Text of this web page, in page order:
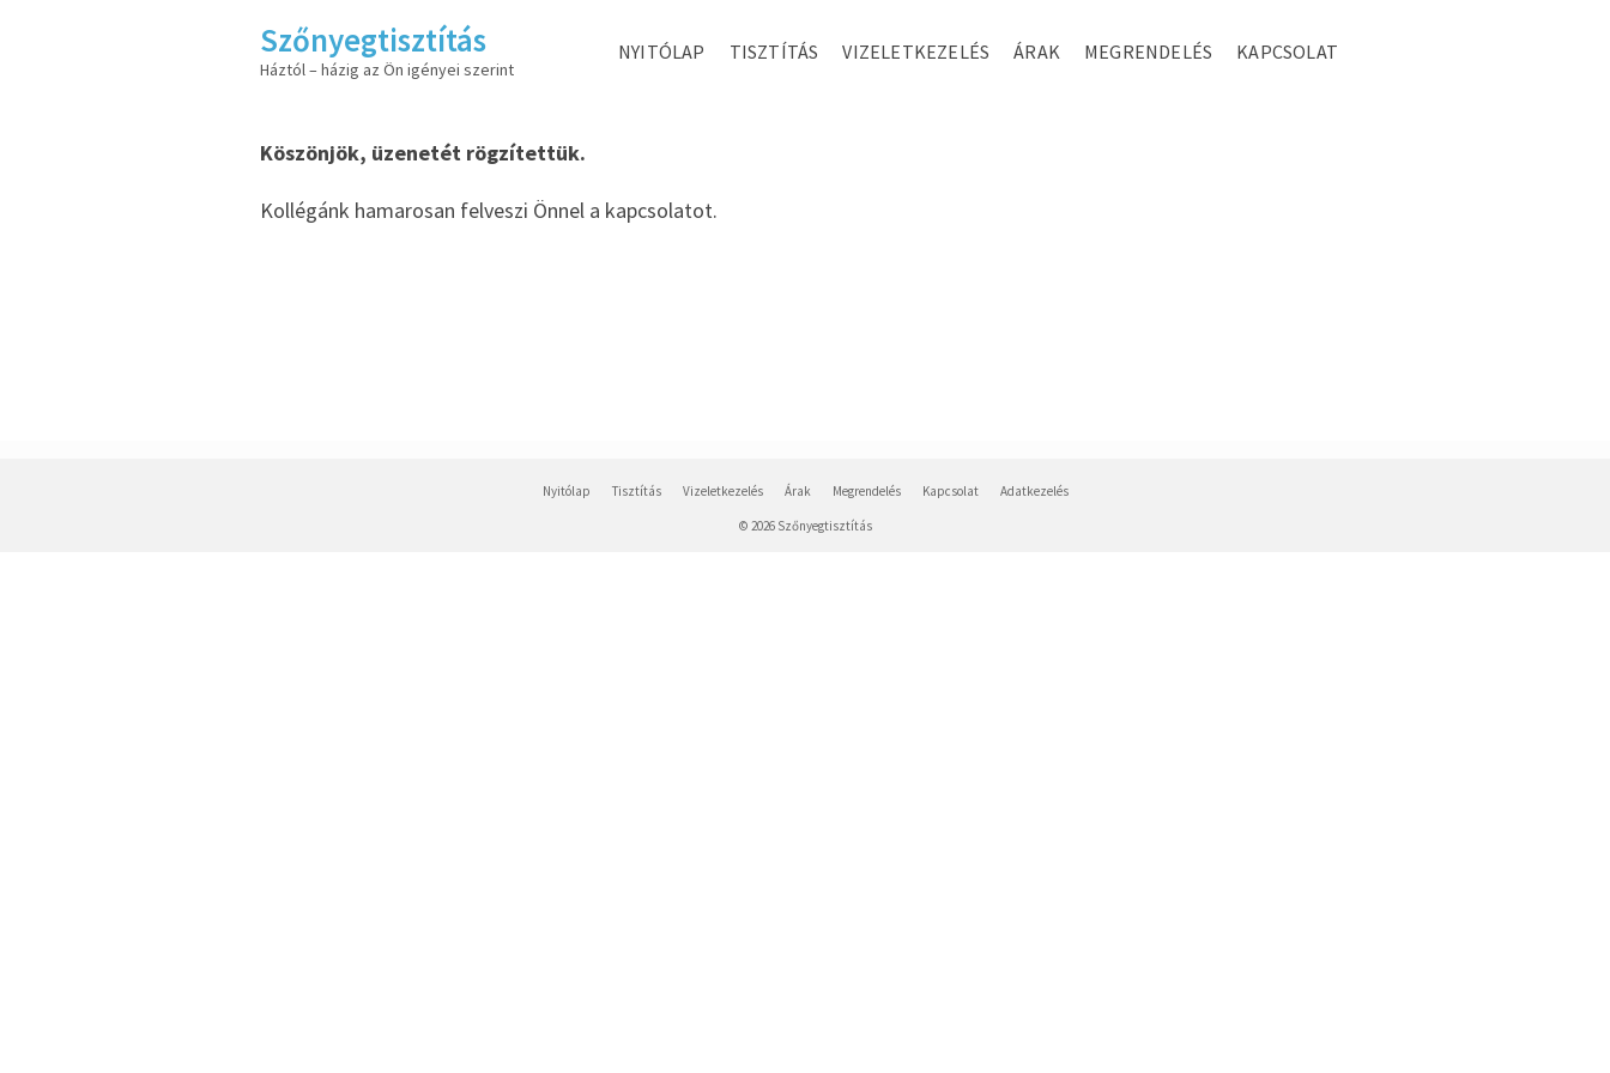
Szőnyegtisztítás
Háztól – házig az Ön igényei szerint
NYITÓLAP TISZTÍTÁS VIZELETKEZELÉS ÁRAK MEGRENDELÉS KAPCSOLAT
Köszönjök, üzenetét rögzítettük.
Kollégánk hamarosan felveszi Önnel a kapcsolatot.
Nyitólap Tisztítás Vizeletkezelés Árak Megrendelés Kapcsolat Adatkezelés
© 2026 Szőnyegtisztítás